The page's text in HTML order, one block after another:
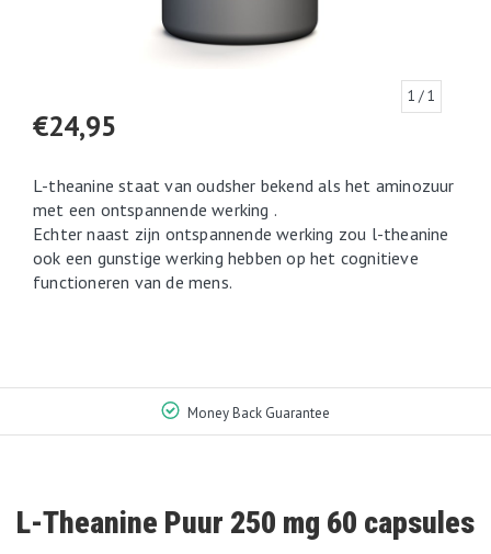
1 / 1
€24,95
L-theanine staat van oudsher bekend als het aminozuur
met een ontspannende werking .
Echter naast zijn ontspannende werking zou l-theanine
ook een gunstige werking hebben op het cognitieve
functioneren van de mens.
Money Back Guarantee
L-Theanine Puur 250 mg 60 capsules